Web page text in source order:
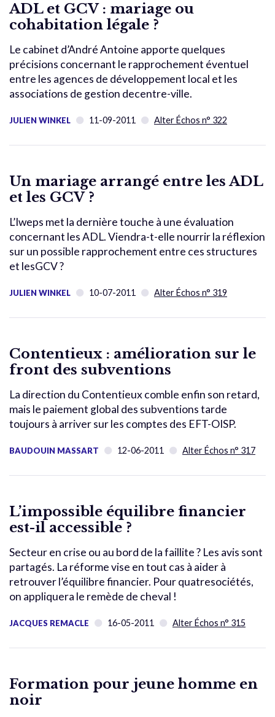
ADL et GCV : mariage ou
cohabitation légale ?
Le cabinet d’André Antoine apporte quelques
précisions concernant le rapprochement éventuel
entre les agences de développement local et les
associations de gestion decentre-ville.
JULIEN WINKEL 11-09-2011 Alter Échos n° 322
Un mariage arrangé entre les ADL
et les GCV ?
L’Iweps met la dernière touche à une évaluation
concernant les ADL. Viendra-t-elle nourrir la réflexion
sur un possible rapprochement entre ces structures
et lesGCV ?
JULIEN WINKEL 10-07-2011 Alter Échos n° 319
Contentieux : amélioration sur le
front des subventions
La direction du Contentieux comble enfin son retard,
mais le paiement global des subventions tarde
toujours à arriver sur les comptes des EFT-OISP.
BAUDOUIN MASSART 12-06-2011 Alter Échos n° 317
L’impossible équilibre financier
est-il accessible ?
Secteur en crise ou au bord de la faillite ? Les avis sont
partagés. La réforme vise en tout cas à aider à
retrouver l’équilibre financier. Pour quatresociétés,
on appliquera le remède de cheval !
JACQUES REMACLE 16-05-2011 Alter Échos n° 315
Formation pour jeune homme en
noir